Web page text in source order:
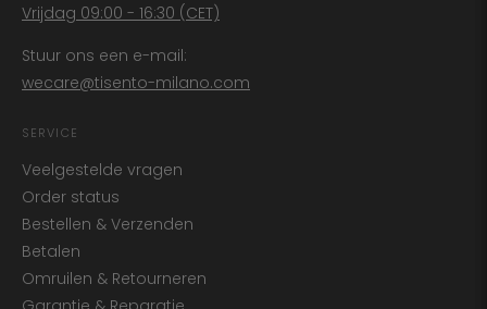
Vrijdag 09:00 - 16:30 (CET)
Stuur ons een e-mail:
wecare@tisento-milano.com
SERVICE
Veelgestelde vragen
Order status
Bestellen & Verzenden
Betalen
Omruilen & Retourneren